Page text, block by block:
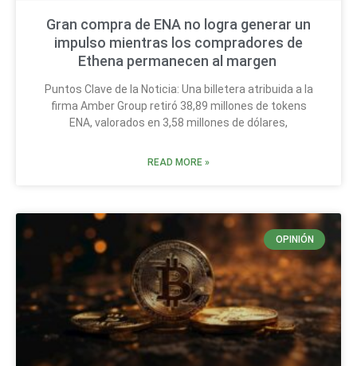
Gran compra de ENA no logra generar un
impulso mientras los compradores de
Ethena permanecen al margen
Puntos Clave de la Noticia: Una billetera atribuida a la
firma Amber Group retiró 38,89 millones de tokens
ENA, valorados en 3,58 millones de dólares,
READ MORE »
OPINIÓN